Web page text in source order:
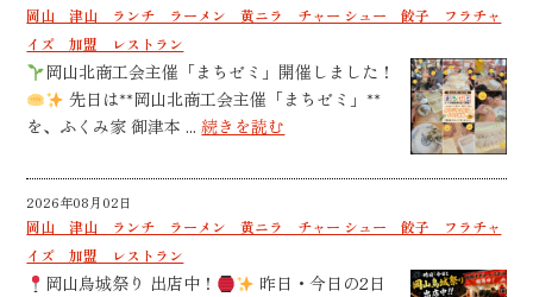
岡山 津山 ランチ ラーメン 黄ニラ チャー シュー 餃子 フラチャ
イズ 加盟 レストラン
岡山北商工会主催「まちゼミ」開催しました！
先日は**岡山北商工会主催「まちゼミ」**
を、ふくみ家 御津本 ...続きを読む
2026年08月02日
岡山 津山 ランチ ラーメン 黄ニラ チャー シュー 餃子 フラチャ
イズ 加盟 レストラン
岡山烏城祭り 出店中！
昨日・今日の2日